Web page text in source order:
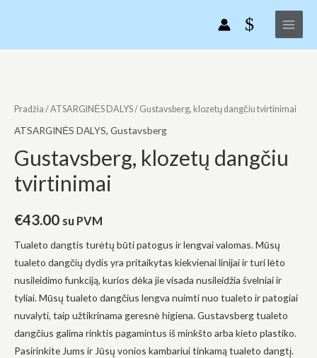
Main
Menu
Pradžia /ATSARGINĖS DALYS/ Gustavsberg, klozetų dangčiu tvirtinimai
ATSARGINĖS DALYS, Gustavsberg
Gustavsberg, klozetų dangčiu
tvirtinimai
€43.00 su PVM
Tualeto dangtis turėtų būti patogus ir lengvai valomas. Mūsų
tualeto dangčių dydis yra pritaikytas kiekvienai linijai ir turi lėto
nusileidimo funkciją, kurios dėka jie visada nusileidžia švelniai ir
tyliai. Mūsų tualeto dangčius lengva nuimti nuo tualeto ir patogiai
nuvalyti, taip užtikrinama geresnė higiena. Gustavsberg tualeto
dangčius galima rinktis pagamintus iš minkšto arba kieto plastiko.
Pasirinkite Jums ir Jūsų vonios kambariui tinkamą tualeto dangtį.
Gustavsberg,
klozetų
tvirtinimai